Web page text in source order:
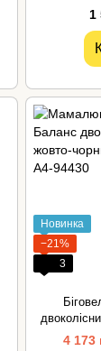
1
Новинка
−21%
3
4 173